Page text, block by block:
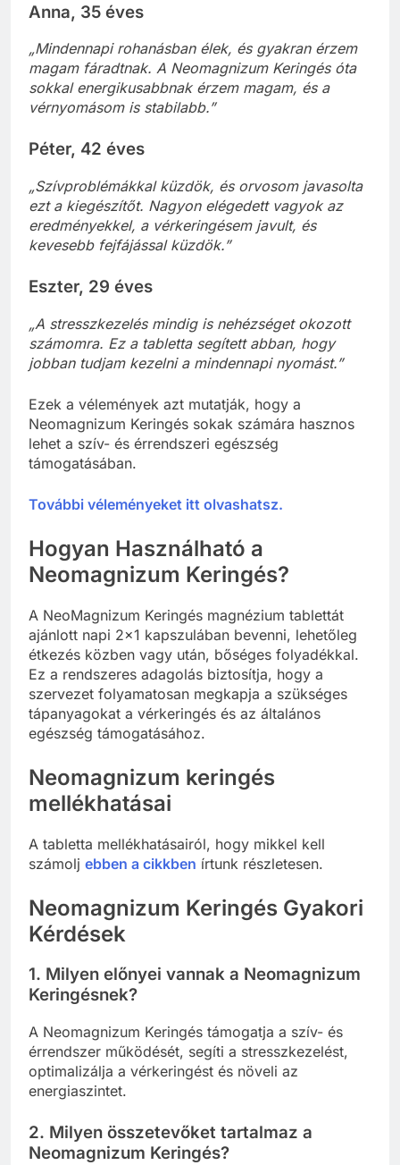
Anna, 35 éves
„Mindennapi rohanásban élek, és gyakran érzem
magam fáradtnak. A Neomagnizum Keringés óta
sokkal energikusabbnak érzem magam, és a
vérnyomásom is stabilabb.”
Péter, 42 éves
„Szívproblémákkal küzdök, és orvosom javasolta
ezt a kiegészítőt. Nagyon elégedett vagyok az
eredményekkel, a vérkeringésem javult, és
kevesebb fejfájással küzdök.”
Eszter, 29 éves
„A stresszkezelés mindig is nehézséget okozott
számomra. Ez a tabletta segített abban, hogy
jobban tudjam kezelni a mindennapi nyomást.”
Ezek a vélemények azt mutatják, hogy a
Neomagnizum Keringés sokak számára hasznos
lehet a szív- és érrendszeri egészség
támogatásában.
További véleményeket itt olvashatsz.
Hogyan Használható a
Neomagnizum Keringés?
A NeoMagnizum Keringés magnézium tablettát
ajánlott napi 2×1 kapszulában bevenni, lehetőleg
étkezés közben vagy után, bőséges folyadékkal.
Ez a rendszeres adagolás biztosítja, hogy a
szervezet folyamatosan megkapja a szükséges
tápanyagokat a vérkeringés és az általános
egészség támogatásához.
Neomagnizum keringés
mellékhatásai
A tabletta mellékhatásairól, hogy mikkel kell
számolj ebben a cikkben írtunk részletesen.
Neomagnizum Keringés Gyakori
Kérdések
1. Milyen előnyei vannak a Neomagnizum
Keringésnek?
A Neomagnizum Keringés támogatja a szív- és
érrendszer működését, segíti a stresszkezelést,
optimalizálja a vérkeringést és növeli az
energiaszintet.
2. Milyen összetevőket tartalmaz a
Neomagnizum Keringés?